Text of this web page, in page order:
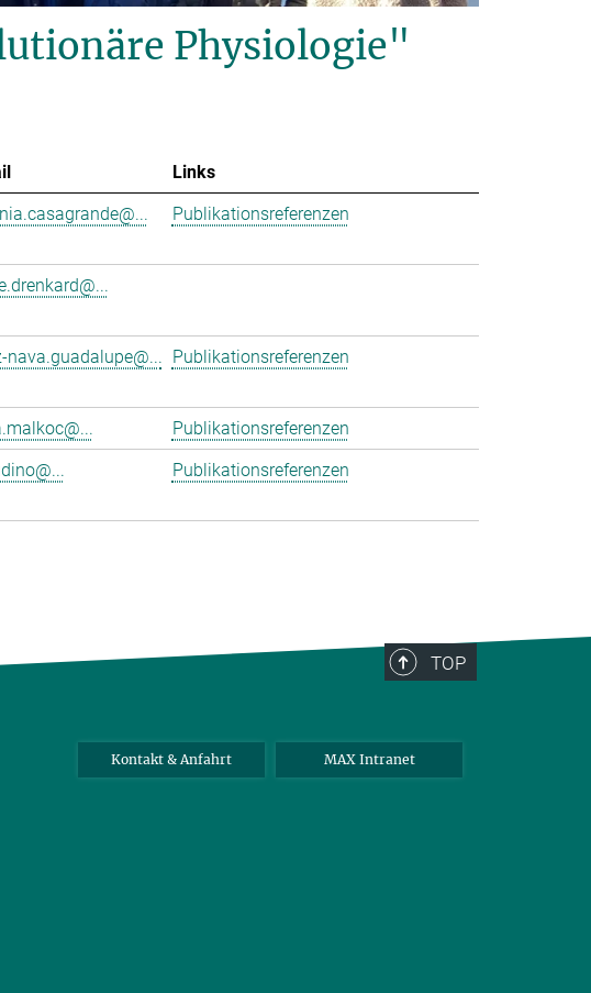
Physiologie"
Links
Publikationsreferenzen
nava.guadalupe@... Publikationsreferenzen
Publikationsreferenzen
Publikationsreferenzen
TOP
Kontakt & Anfahrt MAX Intranet